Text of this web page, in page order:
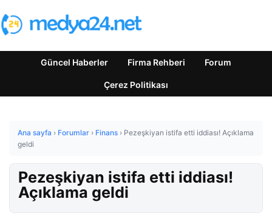
Güncel Haberler Firma Rehberi Forum
Çerez Politikası
Ana sayfa › Forumlar › Finans › Pezeşkiyan istifa etti iddiası! Açıklama
geldi
Pezeşkiyan istifa etti iddiası!
Açıklama geldi